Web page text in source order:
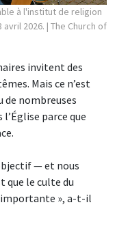
à l'institut de religion
2026. | The Church of
invitent des
Mais ce n’est
de nombreuses
parce que
— et nous
que le culte du
importante », a-t-il